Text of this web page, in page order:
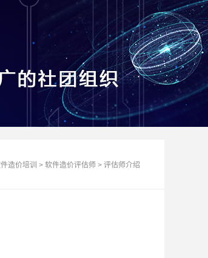
造价培训 > 软件造价评估师 > 评估师介绍